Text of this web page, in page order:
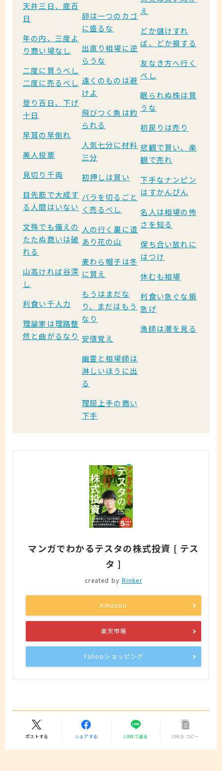
天井三日、底百
日
年の内、三度よ
り商い場なし
二度に買うべし
二度に売るべし
登り百日、下げ
十日
早耳の早倒れ
美人投票
見切り千両
目先筋で大成す
る人間はいない
文殊でも備えの
たたぬ商いは破
れる
山高ければ谷深
し
利食い千人力
理論家は理路整
然と曲がるなり
卵は一つのカゴ
に盛るな
出直り相場に逆
らうな
遠くのものは避
けよ
飛びつく魚は釣
られる
人気七分に材料
三分
初押しは買い
バラを切るごと
く売るべし
人の行く裏に道
あり花の山
麦わら帽子は冬
に買え
もうはまだな
り、まだはもう
なり
安値覚え
幽霊と相場師は
淋しいほうに出
る
理屈上手の商い
下手
え
どか儲けすれ
ば、どか損する
友なき方へ行く
べし
眠られぬ株は買
うな
初戻りは売り
悲観で買い、楽
観で売れ
下手なナンピン
はすかんぴん
名人は相場の怖
さを知る
保ち合い放れに
はつけ
休むも相場
利食い急ぐな損
急げ
漁師は潮を見る
マンガでわかるテスタの株式投資 [ テス
タ ]
created by Rinker
Amazon
楽天市場
Yahooショッピング
ポストする シェアする LINEで送る URLをコピー